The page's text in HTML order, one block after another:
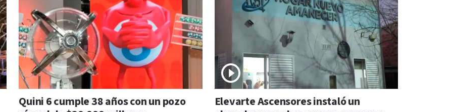
Quini 6 cumple 38 años con un pozo
Elevarte Ascensores instaló un